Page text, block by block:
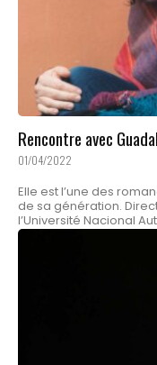
Rencontre avec
01/04/2022
Elle est l’une des
de sa génération.
l’Université Nacional